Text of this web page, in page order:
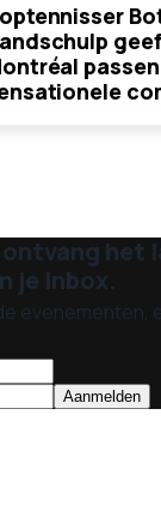
ontvang het
je inbox.
evenementen,